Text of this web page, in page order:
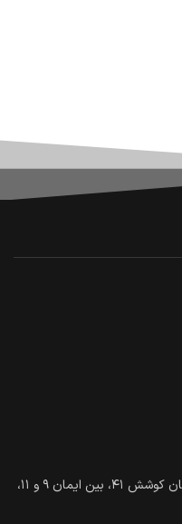
خراسان رضوی، مشهد، میدان حافظ، خیابان کوشش ۴۱، بین ایمان ۹ و ۱۱،